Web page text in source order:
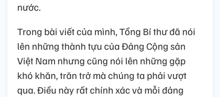
nước.
Trong bài viết của mình, Tổng Bí thư đã nói
lên những thành tựu của Đảng Cộng sản
Việt Nam nhưng cũng nói lên những gặp
khó khăn, trăn trở mà chúng ta phải vượt
qua. Điều này rất chính xác và mỗi đảng